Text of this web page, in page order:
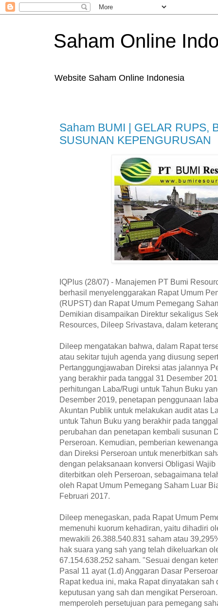
Saham Online
Website Saham Online Indonesia
Saham BUMI | GELAR RUPS,
SUSUNAN KEPENGURUSAN
IQPlus (28/07) - Manajemen PT Bumi
berhasil menyelenggarakan Rapat Umum
(RUPST) dan Rapat Umum Pemegang
Demikian disampaikan Direktur sekaligus
Resources, Dileep Srivastava, dalam
Dileep mengatakan bahwa, dalam Rapat
atau sekitar tujuh agenda yang diusung
Pertanggungjawaban Direksi atas jalannya
yang berakhir pada tanggal 31 Desember
perhitungan Laba/Rugi untuk Tahun Buku
Desember 2019, penetapan penggunaan
Akuntan Publik untuk melakukan audit atas
untuk Tahun Buku yang berakhir pada
perubahan dan penetapan kembali susunan
Perseroan. Kemudian, pemberian
dan Direksi Perseroan untuk menerbitkan
dengan pelaksanaan konversi Obligasi
diterbitkan oleh Perseroan, sebagaimana
oleh Rapat Umum Pemegang Saham Luar
Februari 2017.
Dileep menegaskan, pada Rapat Umum
memenuhi kuorum kehadiran, yaitu dihadiri
mewakili 26.388.540.831 saham atau
hak suara yang sah yang telah dikeluarkan
67.154.638.252 saham. "Sesuai dengan
Pasal 11 ayat (1.d) Anggaran Dasar
Rapat kedua ini, maka Rapat dinyatakan sah
keputusan yang sah dan mengikat
memperoleh persetujuan para pemegang